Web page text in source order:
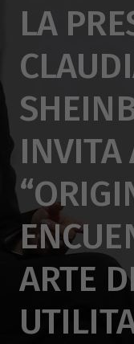
LA
INVITA
ARTE